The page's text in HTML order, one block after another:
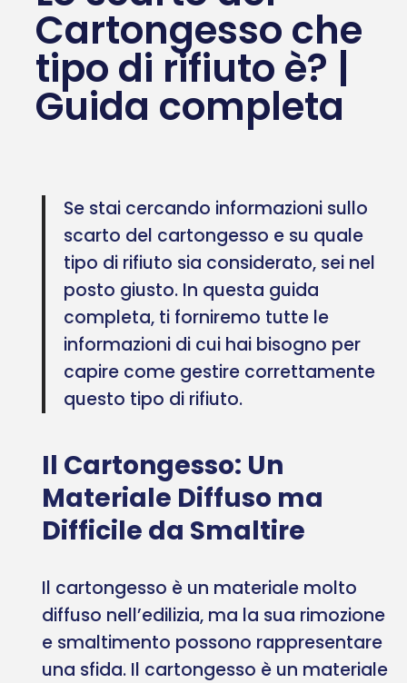
Cartongesso che
tipo di rifiuto è? |
Guida completa
Se stai cercando informazioni sullo
scarto del cartongesso e su quale
tipo di rifiuto sia considerato, sei nel
posto giusto. In questa guida
completa, ti forniremo tutte le
informazioni di cui hai bisogno per
capire come gestire correttamente
questo tipo di rifiuto.
Il Cartongesso: Un
Materiale Diffuso ma
Difficile da Smaltire
Il cartongesso è un materiale molto
diffuso nell’edilizia, ma la sua rimozione
e smaltimento possono rappresentare
una sfida. Il cartongesso è un materiale